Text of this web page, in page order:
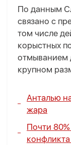
По данным
связано с
том числе
корыстных
отмыванием
крупном
Анталью
жара
Почти